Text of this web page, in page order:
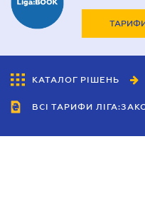
КАТАЛОГ РІШЕНЬ
ВСІ ТАРИФИ